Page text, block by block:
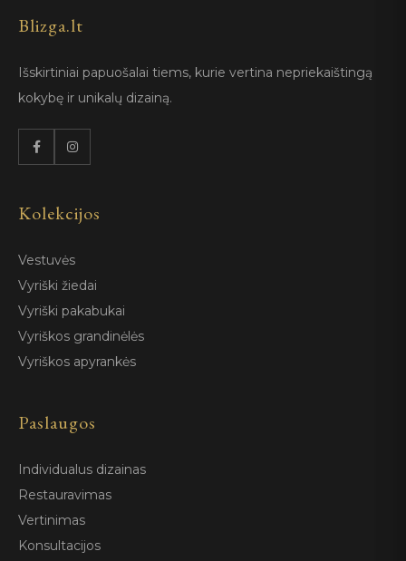
Blizga.lt
Išskirtiniai papuošalai tiems, kurie vertina nepriekaištingą
kokybę ir unikalų dizainą.
Kolekcijos
Vestuvės
Vyriški žiedai
Vyriški pakabukai
Vyriškos grandinėlės
Vyriškos apyrankės
Paslaugos
Individualus dizainas
Restauravimas
Vertinimas
Konsultacijos